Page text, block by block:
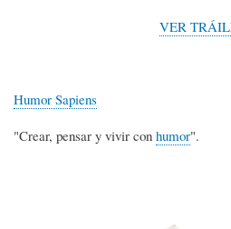
VER
Humor Sapiens
"Crear, pensar y vivir con humor".